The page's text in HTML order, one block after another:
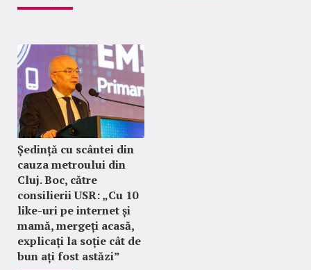
Ședință cu scântei din
cauza metroului din
Cluj. Boc, către
consilierii USR: „Cu 10
like-uri pe internet și
mamă, mergeți acasă,
explicați la soție cât de
bun ați fost astăzi”